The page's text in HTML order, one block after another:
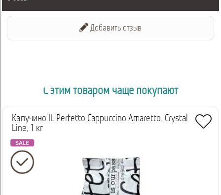
Добавить отзыв
С этим товаром чаще покупают
Капучино IL Perfetto Cappuccino Amaretto, Crystal
Line, 1 кг